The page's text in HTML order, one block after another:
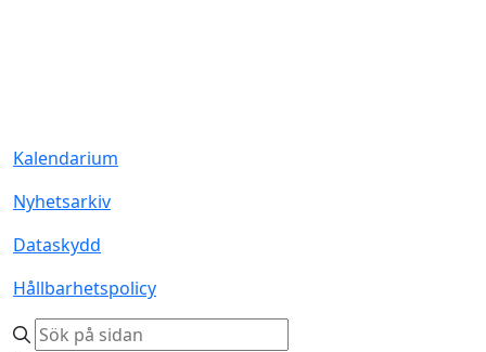
Kalendarium
Nyhetsarkiv
Dataskydd
Hållbarhetspolicy